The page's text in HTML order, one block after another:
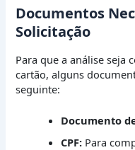
Documentos
Solicitação
Para que a análise seja
cartão, alguns
seguinte:
Documento
CPF: Para